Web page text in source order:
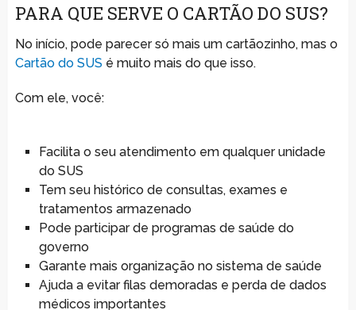
PARA QUE SERVE O CARTÃO DO SUS?
No início, pode parecer só mais um cartãozinho, mas o
Cartão do SUS é muito mais do que isso.
Com ele, você:
Facilita o seu atendimento em qualquer unidade
do SUS
Tem seu histórico de consultas, exames e
tratamentos armazenado
Pode participar de programas de saúde do
governo
Garante mais organização no sistema de saúde
Ajuda a evitar filas demoradas e perda de dados
médicos importantes